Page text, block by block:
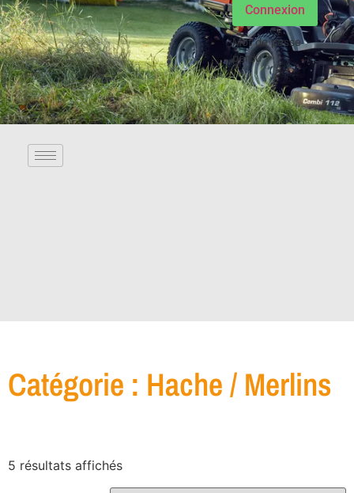
Connexion
Mot de passe
perdu ?
Catégorie : Hache / Merlins
5 résultats affichés